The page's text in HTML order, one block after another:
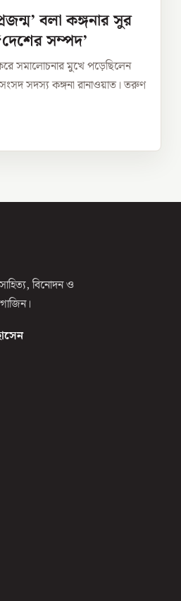
বলা কঙ্গনার সুর
সম্পদ’
সমালোচনার মুখে পড়েছিলেন
সদস্য কঙ্গনা রানাওয়াত। তরুণ
বিনোদন ও